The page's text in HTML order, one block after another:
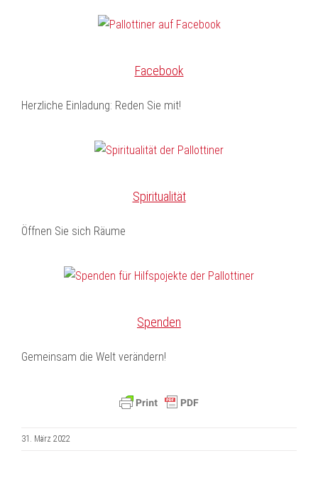
Facebook
Herzliche Einladung: Reden Sie mit!
Spiritualität
Öffnen Sie sich Räume
Spenden
Gemeinsam die Welt verändern!
31. März 2022